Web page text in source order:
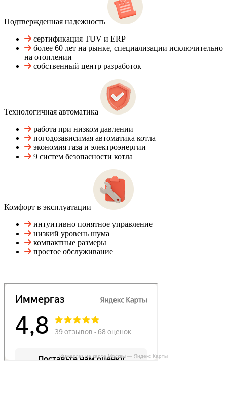
Подтвержденная надежность
сертификация TUV и ERP
более 60 лет на рынке, специализации исключительно
на отоплении
собственный центр разработок
Технологичная автоматика
работа при низком давлении
погодозависимая автоматика котла
экономия газа и электроэнергии
9 систем безопасности котла
Комфорт в эксплуатации
интуитивно понятное управление
низкий уровень шума
компактные размеры
простое обслуживание
Иммергаз на карте Москвы — Яндекс Карты